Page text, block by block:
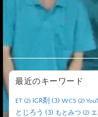
最近のキーワード
ET (2) IGR剤 (3) WCS (2)
とじろう (3) もとみつ (2)